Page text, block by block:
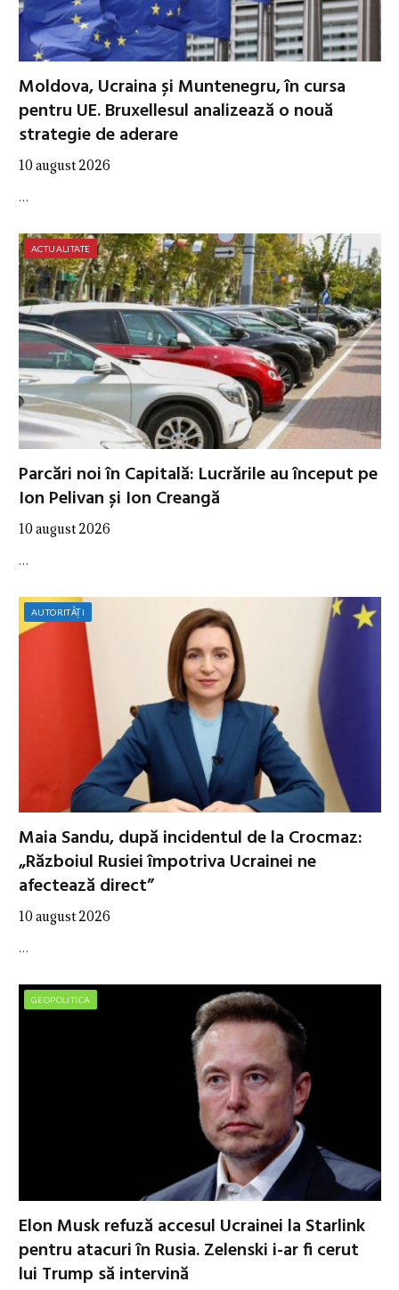
Moldova, Ucraina și Muntenegru, în cursa
pentru UE. Bruxellesul analizează o nouă
strategie de aderare
10 august 2026
…
ACTUALITATE
Parcări noi în Capitală: Lucrările au început pe
Ion Pelivan și Ion Creangă
10 august 2026
…
AUTORITĂȚI
Maia Sandu, după incidentul de la Crocmaz:
„Războiul Rusiei împotriva Ucrainei ne
afectează direct”
10 august 2026
…
GEOPOLITICA
Elon Musk refuză accesul Ucrainei la Starlink
pentru atacuri în Rusia. Zelenski i-ar fi cerut
lui Trump să intervină